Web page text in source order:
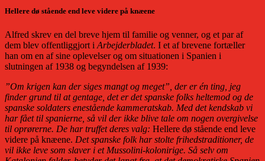
Hellere dø stående end leve videre på knæene
Alfred skrev en del breve hjem til familie og venner, og et par af
dem blev offentliggjort i Arbejderbladet. I et af brevene fortæller
han om en af sine oplevelser og om situationen i Spanien i
slutningen af 1938 og begyndelsen af 1939:
”Om krigen kan der siges mangt og meget”, der er én ting, jeg
finder grund til at gentage, det er det spanske folks heltemod og de
spanske soldaters enestående kammeratskab. Med det kendskab vi
har fået til spanierne, så vil der ikke blive tale om nogen overgivelse
til oprørerne. De har truffet deres valg: Hellere dø stående end leve
videre på knæene. Det spanske folk har stolte frihedstraditioner, de
vil ikke leve som slaver i et Mussolini-kolonirige. Så selv om